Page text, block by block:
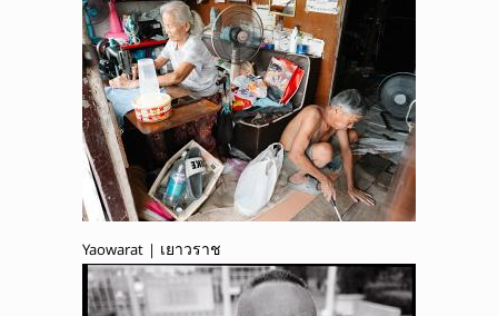
Yaowarat | เยาวราช